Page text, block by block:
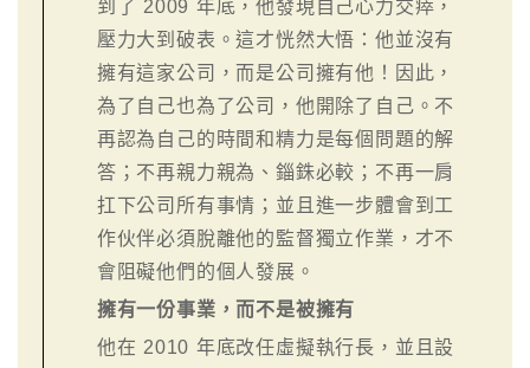
到了 2009 年底，他發現自己心力交瘁，
壓力大到破表。這才恍然大悟：他並沒有
擁有這家公司，而是公司擁有他！因此，
為了自己也為了公司，他開除了自己。不
再認為自己的時間和精力是每個問題的解
答；不再親力親為、錙銖必較；不再一肩
扛下公司所有事情；並且進一步體會到工
作伙伴必須脫離他的監督獨立作業，才不
會阻礙他們的個人發展。
擁有一份事業，而不是被擁有
他在 2010 年底改任虛擬執行長，並且設